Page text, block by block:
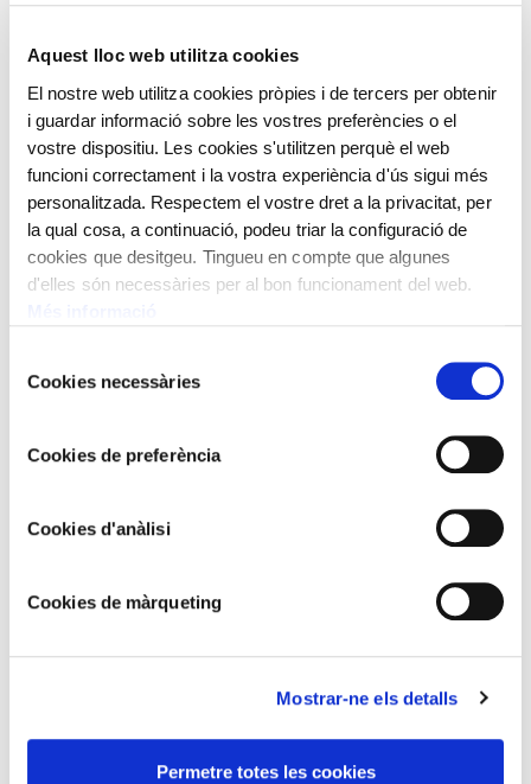
Aquest lloc web utilitza cookies
El nostre web utilitza cookies pròpies i de tercers per obtenir
i guardar informació sobre les vostres preferències o el
vostre dispositiu. Les cookies s'utilitzen perquè el web
funcioni correctament i la vostra experiència d'ús sigui més
personalitzada. Respectem el vostre dret a la privacitat, per
la qual cosa, a continuació, podeu triar la configuració de
cookies que desitgeu. Tingueu en compte que algunes
d'elles són necessàries per al bon funcionament del web.
deCookies necessàries
Cookies de preferència
Cookies d'anàlisi
Cookies de màrqueting
Mostrar-ne els detalls
Permetre totes les cookies
FAMÍLIA BOVER
Rellotge de paret